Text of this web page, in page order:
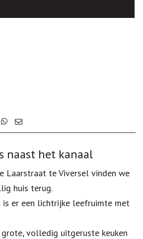
naast het kanaal
Laarstraat te Viversel vinden we
huis terug.
er een lichtrijke leefruimte met
volledig uitgeruste keuken